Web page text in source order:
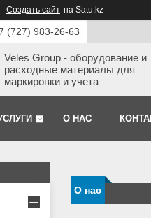
Создать сайт на Satu.kz
(727) 983-26-63
Veles Group - оборудование и
расходные материалы для
маркировки и учета
О НАС
О нас